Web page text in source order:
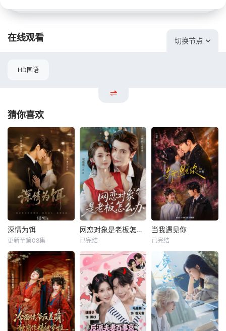
在线观看 切换节点
HD国语
猜你喜欢
深情为饵
更新至第08集
网恋对象是老板怎么办
已完结
当我遇见你
已完结